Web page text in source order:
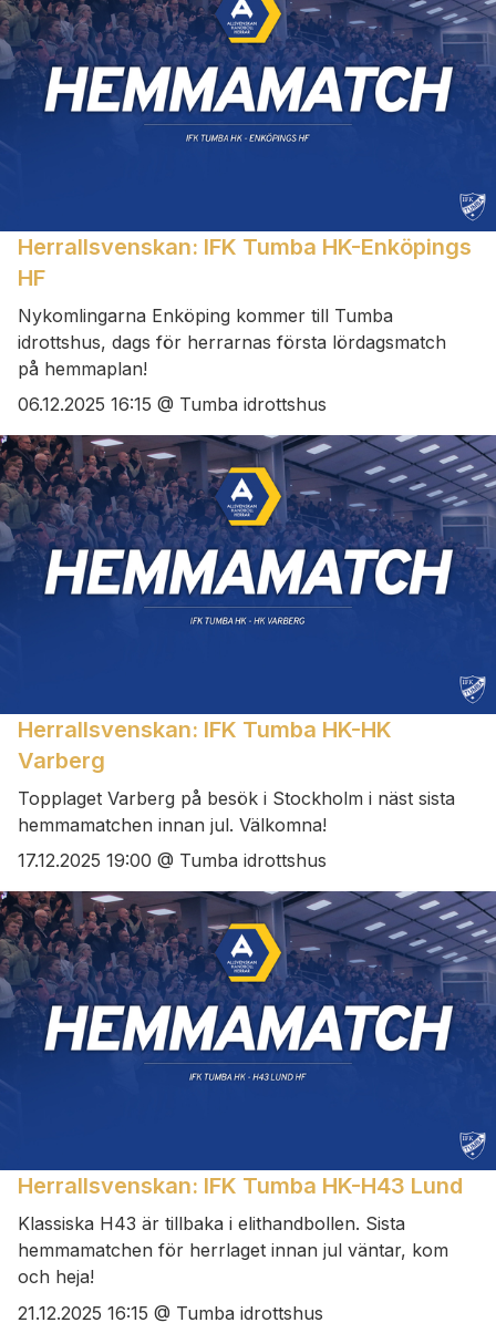
Herrallsvenskan: IFK Tumba HK-Enköpings
HF
Nykomlingarna Enköping kommer till Tumba
idrottshus, dags för herrarnas första lördagsmatch
på hemmaplan!
06.12.2025 16:15 @ Tumba idrottshus
Herrallsvenskan: IFK Tumba HK-HK
Varberg
Topplaget Varberg på besök i Stockholm i näst sista
hemmamatchen innan jul. Välkomna!
17.12.2025 19:00 @ Tumba idrottshus
Herrallsvenskan: IFK Tumba HK-H43 Lund
Klassiska H43 är tillbaka i elithandbollen. Sista
hemmamatchen för herrlaget innan jul väntar, kom
och heja!
21.12.2025 16:15 @ Tumba idrottshus